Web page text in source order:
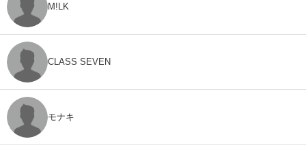
M!LK
CLASS SEVEN
モナキ